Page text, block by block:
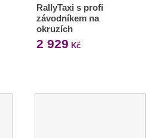
RallyTaxi s profi
závodníkem na
okruzích
2 929 Kč